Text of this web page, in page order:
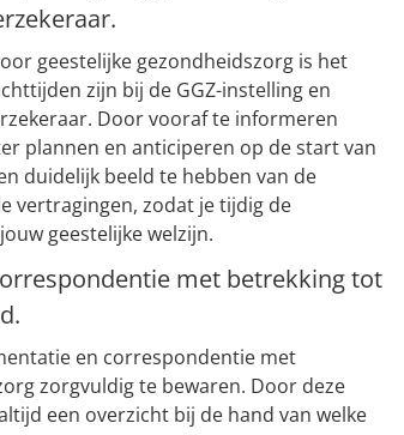
geestelijke gezondheidszorg is het
zijn bij de GGZ-instelling en
Door vooraf te informeren
plannen en anticiperen op de start van
duidelijk beeld te hebben van de
vertragingen, zodat je tijdig de
geestelijke welzijn.
met betrekking tot
en correspondentie met
zorgvuldig te bewaren. Door deze
een overzicht bij de hand van welke